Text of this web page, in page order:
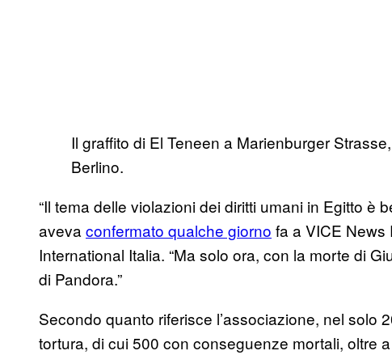
Il graffito di El Teneen a Marienburger
Berlino.
“Il tema delle violazioni dei diritti umani in Egitto è
aveva confermato qualche giorno fa a VICE
International Italia. “Ma solo ora, con la morte di
di Pandora.”
Secondo quanto riferisce l’associazione, nel solo
tortura, di cui 500 con conseguenze mortali, oltre